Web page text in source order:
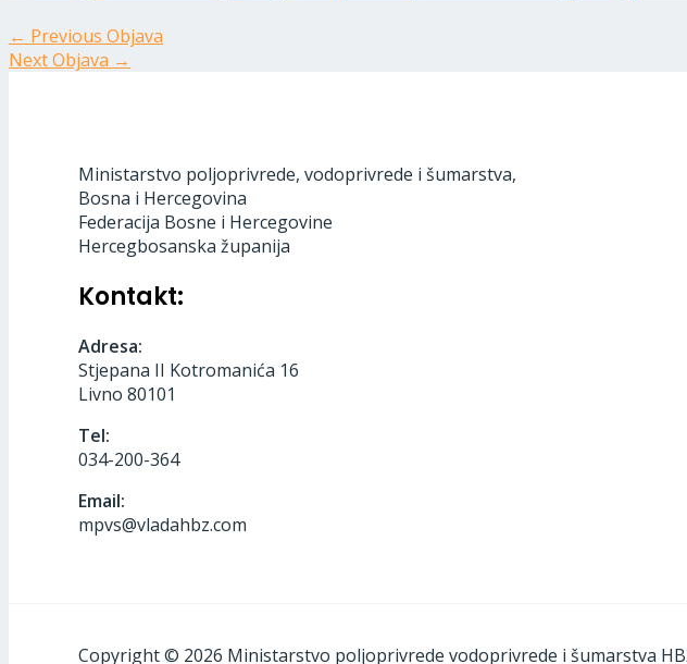
← Previous Objava
Next Objava →
Ministarstvo poljoprivrede, vodoprivrede i šumarstva,
Bosna i Hercegovina
Federacija Bosne i Hercegovine
Hercegbosanska županija
Kontakt:
Adresa:
Stjepana II Kotromanića 16
Livno 80101
Tel:
034-200-364
Email:
mpvs@vladahbz.com
Copyright © 2026 Ministarstvo poljoprivrede vodoprivrede i šumarstva